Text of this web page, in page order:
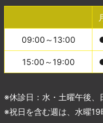
09:00～13:00
15:00～19:00
※休診日：水・土曜午後、
※祝日を含む週は、水曜